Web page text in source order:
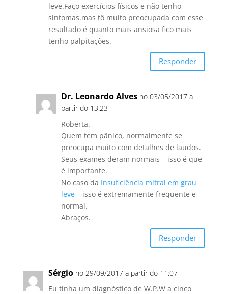
leve.Faço exercícios físicos e não tenho
sintomas.mas tô muito preocupada com esse
resultado é quanto mais ansiosa fico mais
tenho palpitações.
Responder
Dr. Leonardo Alves no 03/05/2017 a
partir do 13:23
Roberta.
Quem tem pânico, normalmente se
preocupa muito com detalhes de laudos.
Seus exames deram normais – isso é que
é importante.
No caso da Insuficiência mitral em grau
leve– isso é extremamente frequente e
normal.
Abraços.
Responder
Sérgio no 29/09/2017 a partir do 11:07
Eu tinha um diagnóstico de W.P.W a cinco